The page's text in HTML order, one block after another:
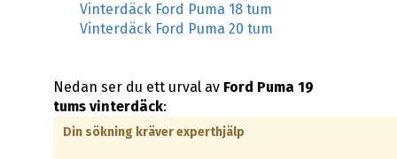
Vinterdäck Ford Puma 18 tum
Vinterdäck Ford Puma 20 tum
Nedan ser du ett urval av Ford Puma 19
tums vinterdäck:
Din sökning kräver experthjälp